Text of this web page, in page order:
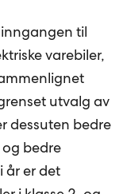
inngangen til
varebiler,
utvalg av
dessuten bedre
bedre
år er det